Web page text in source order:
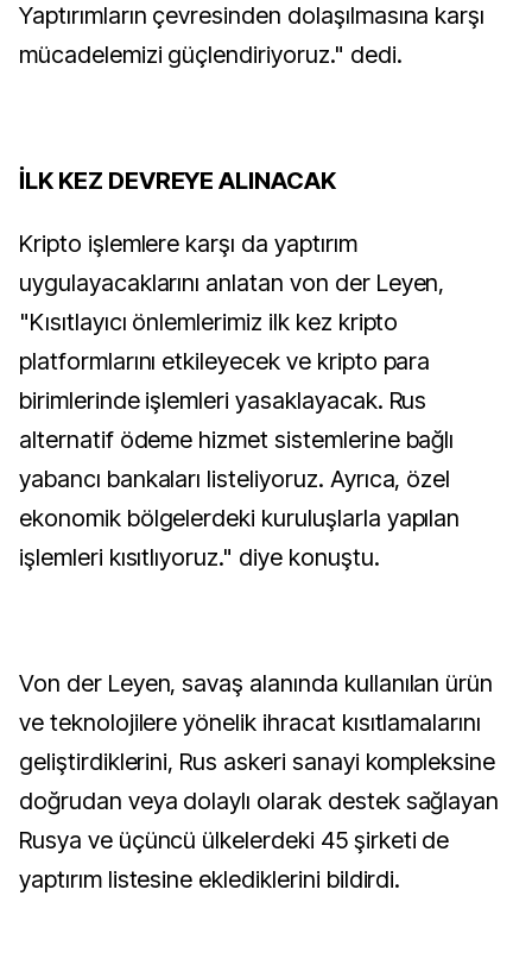
Yaptırımların çevresinden dolaşılmasına karşı
mücadelemizi güçlendiriyoruz." dedi.
İLK KEZ DEVREYE ALINACAK
Kripto işlemlere karşı da yaptırım
uygulayacaklarını anlatan von der Leyen,
"Kısıtlayıcı önlemlerimiz ilk kez kripto
platformlarını etkileyecek ve kripto para
birimlerinde işlemleri yasaklayacak. Rus
alternatif ödeme hizmet sistemlerine bağlı
yabancı bankaları listeliyoruz. Ayrıca, özel
ekonomik bölgelerdeki kuruluşlarla yapılan
işlemleri kısıtlıyoruz." diye konuştu.
Von der Leyen, savaş alanında kullanılan ürün
ve teknolojilere yönelik ihracat kısıtlamalarını
geliştirdiklerini, Rus askeri sanayi kompleksine
doğrudan veya dolaylı olarak destek sağlayan
Rusya ve üçüncü ülkelerdeki 45 şirketi de
yaptırım listesine eklediklerini bildirdi.